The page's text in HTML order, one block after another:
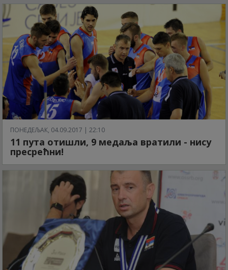
ПОНЕДЕЉАК, 04.09.2017 | 22:10
11 пута отишли, 9 медаља вратили - нису
пресрећни!